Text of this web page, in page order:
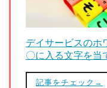
デイサービスのホ
〇に入る文字を当
記事をチェック→